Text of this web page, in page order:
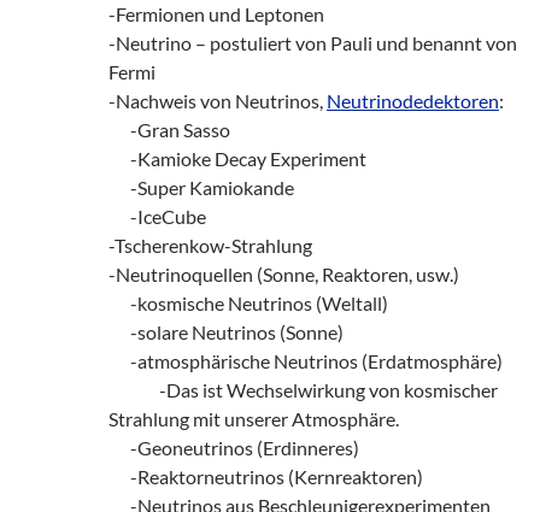
-Fermionen und Leptonen
-Neutrino – postuliert von Pauli und benannt von
Fermi
-Nachweis von Neutrinos, Neutrinodedektoren:
-Gran Sasso
-Kamioke Decay Experiment
-Super Kamiokande
-IceCube
-Tscherenkow-Strahlung
-Neutrinoquellen (Sonne, Reaktoren, usw.)
-kosmische Neutrinos (Weltall)
-solare Neutrinos (Sonne)
-atmosphärische Neutrinos (Erdatmosphäre)
-Das ist Wechselwirkung von kosmischer
Strahlung mit unserer Atmosphäre.
-Geoneutrinos (Erdinneres)
-Reaktorneutrinos (Kernreaktoren)
-Neutrinos aus Beschleunigerexperimenten